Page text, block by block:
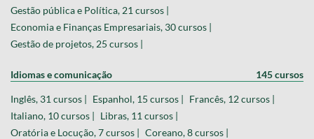
Gestão pública e Política, 21 cursos |
Economia e Finanças Empresariais, 30 cursos |
Gestão de projetos, 25 cursos |
Idiomas e comunicação 145 cursos
Inglês, 31 cursos | Espanhol, 15 cursos | Francês, 12 cursos |
Italiano, 10 cursos | Libras, 11 cursos |
Oratória e Locução, 7 cursos | Coreano, 8 cursos |